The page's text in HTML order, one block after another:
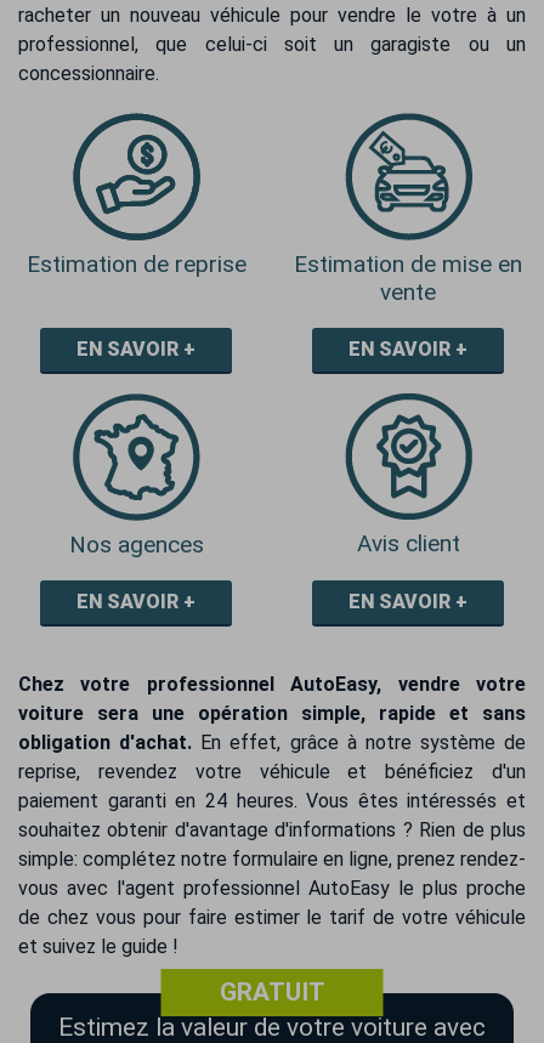
racheter un nouveau véhicule pour vendre le votre à un
professionnel, que celui-ci soit un garagiste ou un
concessionnaire.
Estimation de reprise
EN SAVOIR +
Estimation de mise en
vente
EN SAVOIR +
Nos agences
EN SAVOIR +
Avis client
EN SAVOIR +
Chez votre professionnel AutoEasy, vendre votre
voiture sera une opération simple, rapide et sans
obligation d'achat. En effet, grâce à notre système de
reprise, revendez votre véhicule et bénéficiez d'un
paiement garanti en 24 heures. Vous êtes intéressés et
souhaitez obtenir d'avantage d'informations ? Rien de plus
simple: complétez notre formulaire en ligne, prenez rendez-
vous avec l'agent professionnel AutoEasy le plus proche
de chez vous pour faire estimer le tarif de votre véhicule
et suivez le guide !
GRATUIT
Estimez la valeur de votre voiture avec